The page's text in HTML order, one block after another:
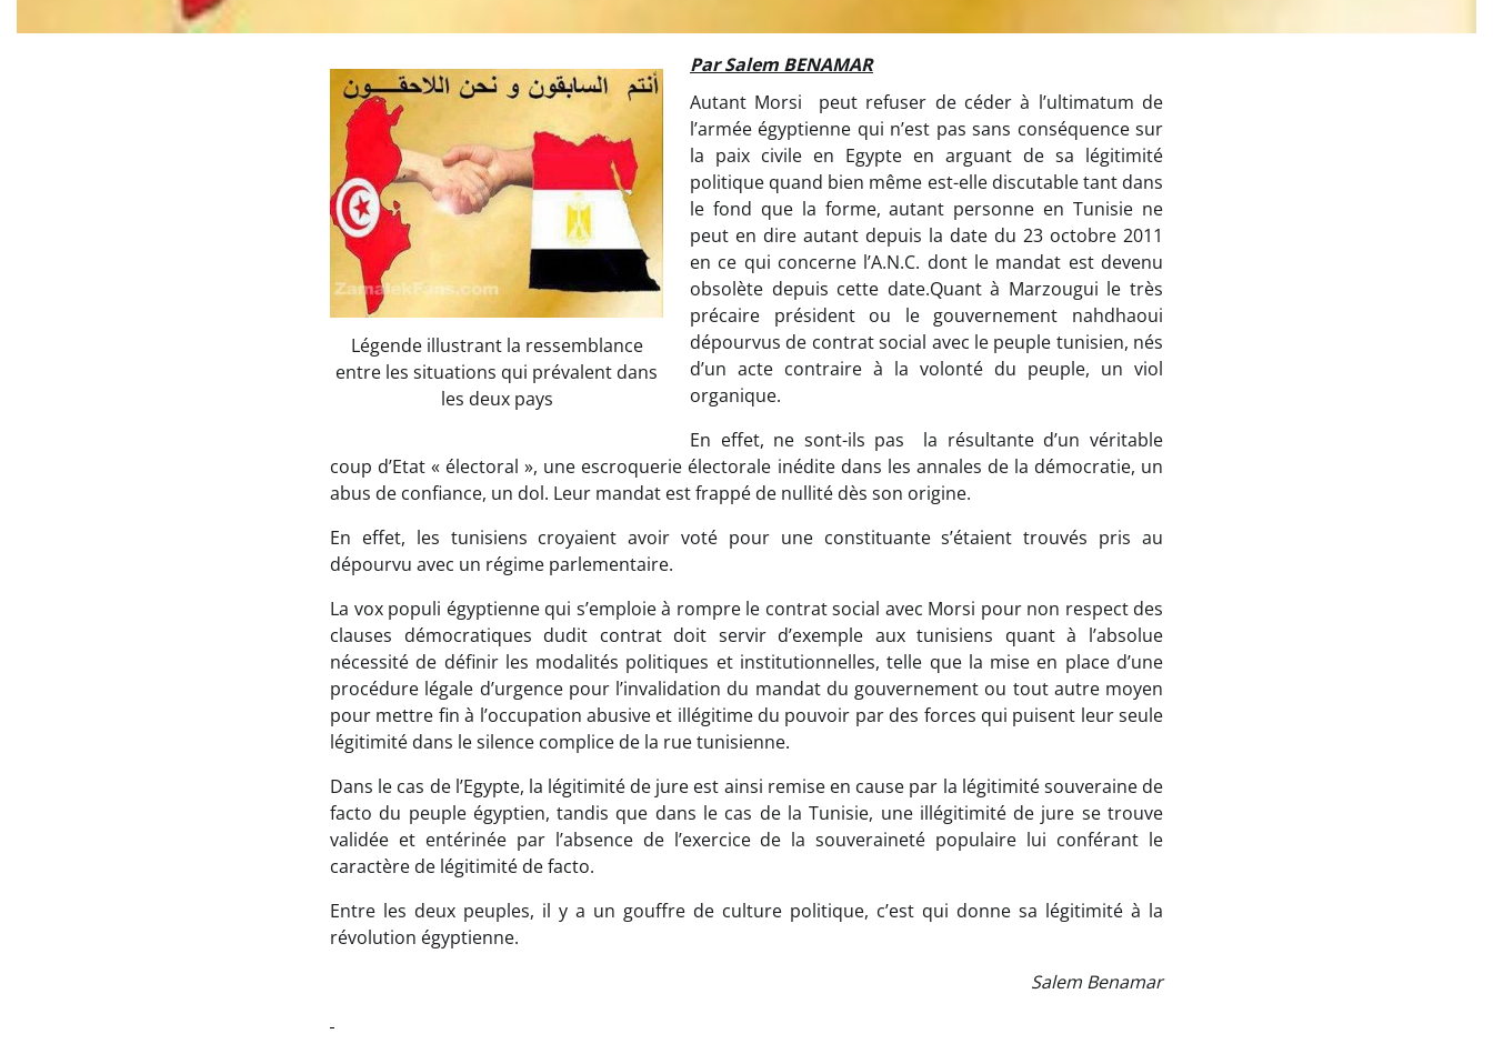
Légende illustrant la ressemblance
entre les situations qui prévalent dans
les deux pays
Par Salem BENAMAR
Autant Morsi peut refuser de céder à l’ultimatum de
l’armée égyptienne qui n’est pas sans conséquence sur
la paix civile en Egypte en arguant de sa légitimité
politique quand bien même est-elle discutable tant dans
le fond que la forme, autant personne en Tunisie ne
peut en dire autant depuis la date du 23 octobre 2011
en ce qui concerne l’A.N.C. dont le mandat est devenu
obsolète depuis cette date.Quant à Marzougui le très
précaire président ou le gouvernement nahdhaoui
dépourvus de contrat social avec le peuple tunisien, nés
d’un acte contraire à la volonté du peuple, un viol
organique.
En effet, ne sont-ils pas la résultante d’un véritable
coup d’Etat « électoral », une escroquerie électorale inédite dans les annales de la démocratie, un
abus de confiance, un dol. Leur mandat est frappé de nullité dès son origine.
En effet, les tunisiens croyaient avoir voté pour une constituante s’étaient trouvés pris au
dépourvu avec un régime parlementaire.
La vox populi égyptienne qui s’emploie à rompre le contrat social avec Morsi pour non respect des
clauses démocratiques dudit contrat doit servir d’exemple aux tunisiens quant à l’absolue
nécessité de définir les modalités politiques et institutionnelles, telle que la mise en place d’une
procédure légale d’urgence pour l’invalidation du mandat du gouvernement ou tout autre moyen
pour mettre fin à l’occupation abusive et illégitime du pouvoir par des forces qui puisent leur seule
légitimité dans le silence complice de la rue tunisienne.
Dans le cas de l’Egypte, la légitimité de jure est ainsi remise en cause par la légitimité souveraine de
facto du peuple égyptien, tandis que dans le cas de la Tunisie, une illégitimité de jure se trouve
validée et entérinée par l’absence de l’exercice de la souveraineté populaire lui conférant le
caractère de légitimité de facto.
Entre les deux peuples, il y a un gouffre de culture politique, c’est qui donne sa légitimité à la
révolution égyptienne.
Salem Benamar